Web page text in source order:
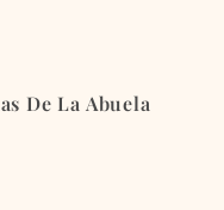
De La Abuela